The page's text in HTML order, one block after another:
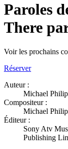
Paroles
There
Voir les prochains
Réserver
Auteur :
Michael
Compositeur :
Michael
Éditeur :
Sony Atv
Publishing